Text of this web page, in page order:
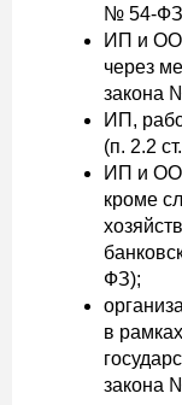
№ 54-
ИП и
через
закона
ИП,
(п. 2.2
ИП и
кроме
ФЗ);
в
закона